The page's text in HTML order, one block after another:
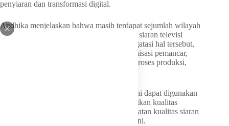
penyiaran dan transformasi digital.
Andhika menjelaskan bahwa masih terdapat sejumlah wilayah
yang memiliki keterbatasan akses terhadap siaran televisi
digital dan informasi nasional. Untuk mengatasi hal tersebut,
ia meminta TVRI memprioritaskan modernisasi pemancar,
peningkatan kualitas jaringan, digitalisasi proses produksi,
“Bagaimana caranya tambahan anggaran ini dapat digunakan
untuk memodernisasi pemancar, meningkatkan kualitas
jaringan, digitalisasi produksi, dan peningkatan kualitas siaran
daerah,” kata Politisi Fraksi Partai Golkar ini.